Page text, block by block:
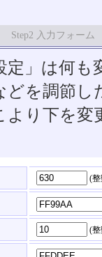
Step2 入力フォーム
定」は何
どを調節
より下を
(
(